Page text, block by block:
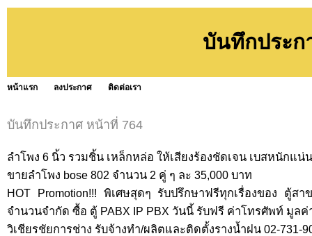
บันทึกประ
หน้าแรก ลงประกาศ ติดต่อเรา
บันทึกประกาศ หน้าที่ 764
ลำโพง 6 นิ้ว รวมชิ้น เหล็กหล่อ ให้เสียงร้องชัดเจน เบสหนักแน่น
ขายลำโพง bose 802 จำนวน 2 คู่ ๆ ละ 35,000 บาท
HOT Promotion!!! พิเศษสุดๆ รับปรึกษาฟรีทุกเรื่องของ ตู้ส
จำนวนจำกัด ซื้อ ตู้ PABX IP PBX วันนี้ รับฟรี ค่าโทรศัพท์ มูลค่
วิเชียรชัยการช่าง รับจ้างทำ/ผลิตและติดตั้งรางน้ำฝน 02-731-